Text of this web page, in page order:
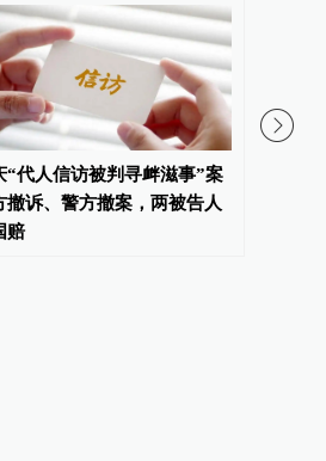
“代人信访被判寻衅滋事”案
撤诉、警方撤案，两被告人
赔